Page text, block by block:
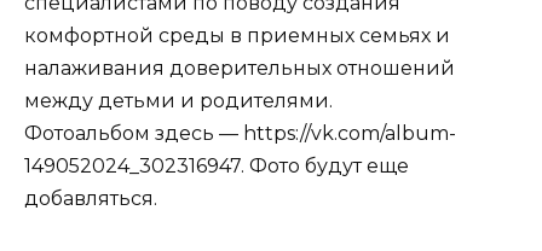
комфортной среды в приемных семьях и
налаживания доверительных отношений
между детьми и родителями.
Фотоальбом здесь — https://vk.com/album-
149052024_302316947. Фото будут еще
добавляться.